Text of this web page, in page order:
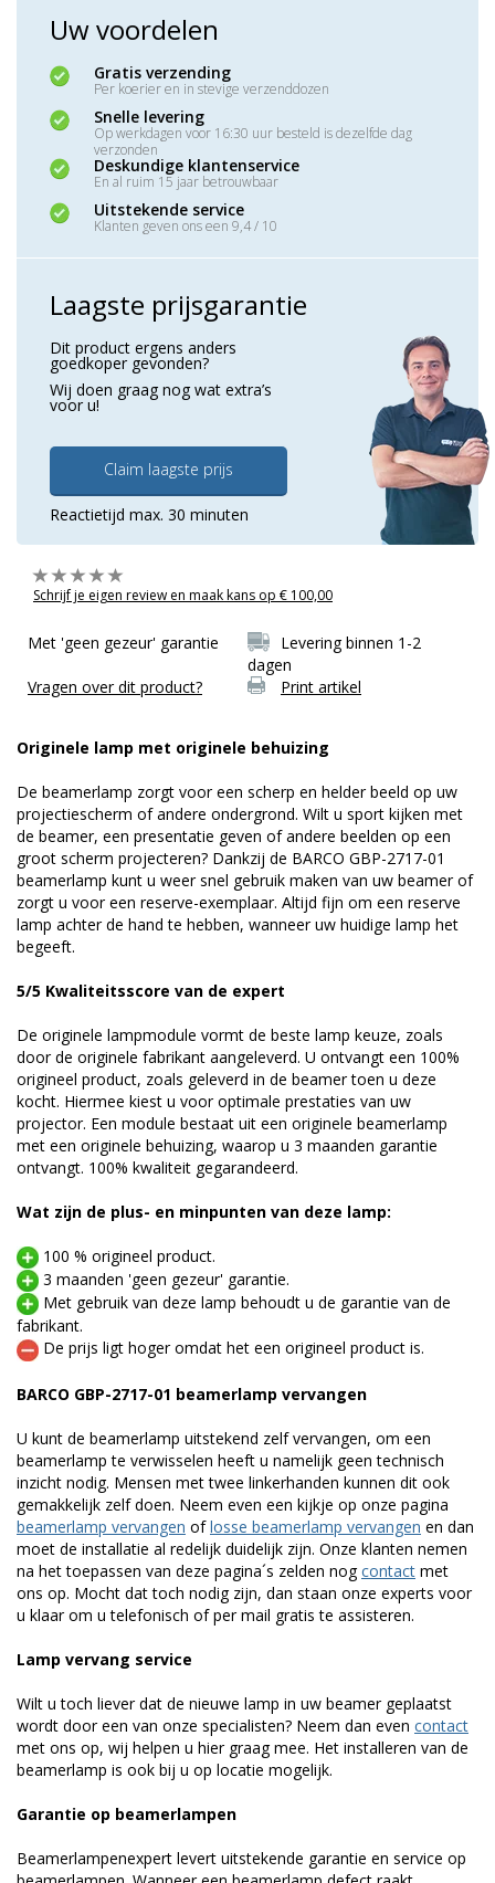
Uw voordelen
Gratis verzending
Per koerier en in stevige verzenddozen
Snelle levering
Op werkdagen voor 16:30 uur besteld is dezelfde dag
verzonden
Deskundige klantenservice
En al ruim 15 jaar betrouwbaar
Uitstekende service
Klanten geven ons een 9,4 / 10
Laagste prijsgarantie
Dit product ergens anders
goedkoper gevonden?
Wij doen graag nog wat extra’s
voor u!
Claim laagste prijs
Reactietijd max. 30 minuten
Schrijf je eigen review en maak kans op € 100,00
Met 'geen gezeur' garantie
Levering binnen 1-2
dagen
Vragen over dit product?
Print artikel
Originele lamp met originele behuizing
De beamerlamp zorgt voor een scherp en helder beeld op uw
projectiescherm of andere ondergrond. Wilt u sport kijken met
de beamer, een presentatie geven of andere beelden op een
groot scherm projecteren? Dankzij de BARCO GBP-2717-01
beamerlamp kunt u weer snel gebruik maken van uw beamer of
zorgt u voor een reserve-exemplaar. Altijd fijn om een reserve
lamp achter de hand te hebben, wanneer uw huidige lamp het
begeeft.
5/5 Kwaliteitsscore van de expert
De originele lampmodule vormt de beste lamp keuze, zoals
door de originele fabrikant aangeleverd. U ontvangt een 100%
origineel product, zoals geleverd in de beamer toen u deze
kocht. Hiermee kiest u voor optimale prestaties van uw
projector. Een module bestaat uit een originele beamerlamp
met een originele behuizing, waarop u 3 maanden garantie
ontvangt. 100% kwaliteit gegarandeerd.
Wat zijn de plus- en minpunten van deze lamp:
100 % origineel product.
3 maanden 'geen gezeur' garantie.
Met gebruik van deze lamp behoudt u de garantie van de
fabrikant.
De prijs ligt hoger omdat het een origineel product is.
BARCO GBP-2717-01 beamerlamp vervangen
U kunt de beamerlamp uitstekend zelf vervangen, om een
beamerlamp te verwisselen heeft u namelijk geen technisch
inzicht nodig. Mensen met twee linkerhanden kunnen dit ook
gemakkelijk zelf doen. Neem even een kijkje op onze pagina
beamerlamp vervangen oflosse beamerlamp vervangen en dan
moet de installatie al redelijk duidelijk zijn. Onze klanten nemen
na het toepassen van deze pagina´s zelden nogcontact met
ons op. Mocht dat toch nodig zijn, dan staan onze experts voor
u klaar om u telefonisch of per mail gratis te assisteren.
Lamp vervang service
Wilt u toch liever dat de nieuwe lamp in uw beamer geplaatst
wordt door een van onze specialisten? Neem dan even contact
met ons op, wij helpen u hier graag mee. Het installeren van de
beamerlamp is ook bij u op locatie mogelijk.
Garantie op beamerlampen
Beamerlampenexpert levert uitstekende garantie en service op